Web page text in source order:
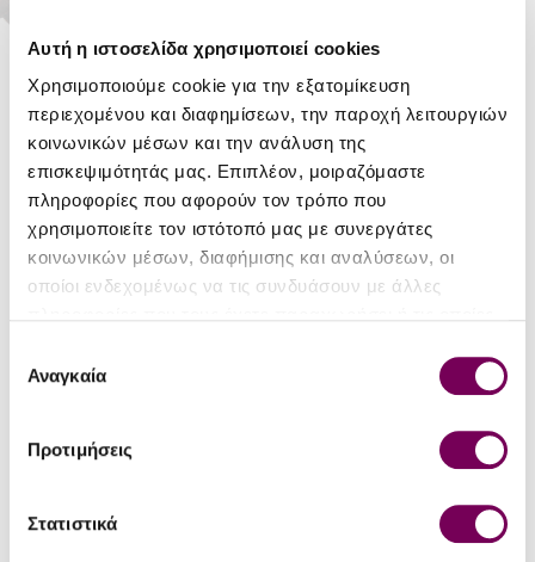
Αυτή η ιστοσελίδα χρησιμοποιεί cookies
Χρησιμοποιούμε cookie για την εξατομίκευση
περιεχομένου και διαφημίσεων, την παροχή λειτουργιών
κοινωνικών μέσων και την ανάλυση της
επισκεψιμότητάς μας. Επιπλέον, μοιραζόμαστε
πληροφορίες που αφορούν τον τρόπο που
χρησιμοποιείτε τον ιστότοπό μας με συνεργάτες
κοινωνικών μέσων, διαφήμισης και αναλύσεων, οι
οποίοι ενδεχομένως να τις συνδυάσουν με άλλες
των υπηρεσιών τους.
συγκατάθεσης
Αναγκαία
Προτιμήσεις
Στατιστικά
ΛΕΠΤΟΜΈΡΕΙΕΣ
Είδος
Ησυχος Ξηρός
Τύπος
Π.Γ.Ε. Πελοπόννησος
Περιοχή
Μαντινεία
Ποικιλία
Μοσχοφίλερο
Εσοδεία
2025
Φυσικά